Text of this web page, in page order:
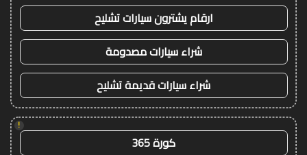
ارقام يشترون سيارات تشليح
شراء سيارات مصدومة
شراء سيارات قديمة تشليح
!
كورة 365